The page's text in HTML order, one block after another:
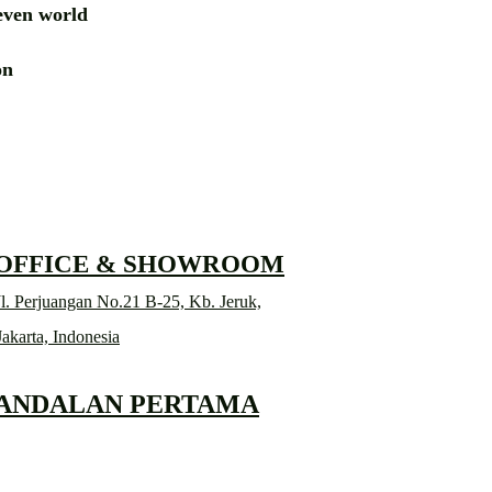
world
& SHOWROOM
Perjuangan No.21 B-25, Kb. Jeruk,
Indonesia
PERTAMA